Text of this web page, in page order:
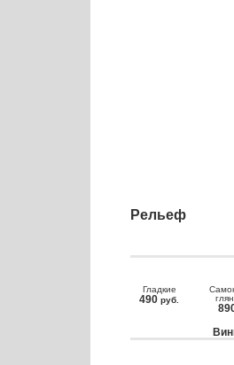
Рельеф
Гладкие
490 руб.